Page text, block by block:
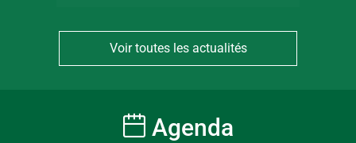
Voir toutes les actualités
Agenda